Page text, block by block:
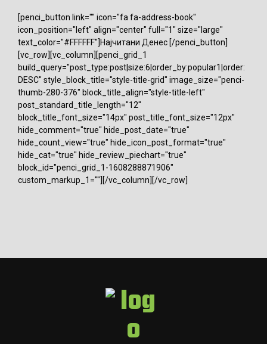
[penci_button link="" icon="fa fa-address-book"
icon_position="left" align="center" full="1" size="large"
text_color="#FFFFFF"]Најчитани Денес [/penci_button]
[vc_row][vc_column][penci_grid_1
build_query="post_type:post|size:6|order_by:popular1|order:
DESC" style_block_title="style-title-grid" image_size="penci-
thumb-280-376" block_title_align="style-title-left"
post_standard_title_length="12"
block_title_font_size="14px" post_title_font_size="12px"
hide_comment="true" hide_post_date="true"
hide_count_view="true" hide_icon_post_format="true"
hide_cat="true" hide_review_piechart="true"
block_id="penci_grid_1-1608288871906"
custom_markup_1=""][/vc_column][/vc_row]